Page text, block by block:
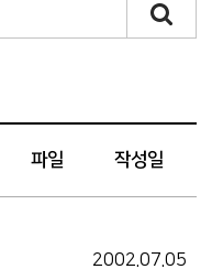
파일 작성일
2002.07.05